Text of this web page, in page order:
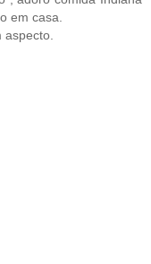
em casa.